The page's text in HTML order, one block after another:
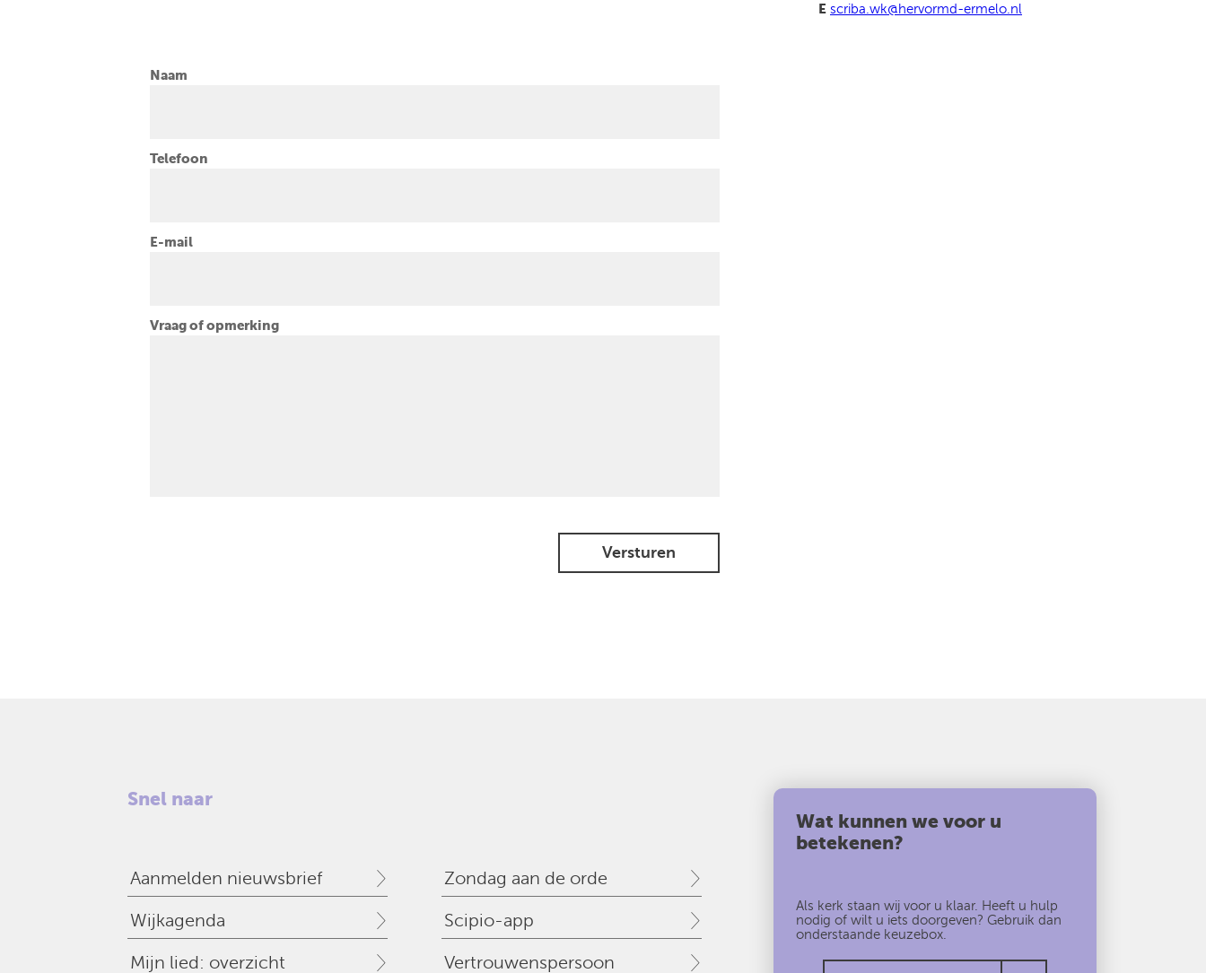
Naam
Telefoon
E-mail
Vraag of opmerking
Versturen
E scriba.wk@hervormd-ermelo.nl
Snel naar
Aanmelden nieuwsbrief Zondag aan de orde
Wijkagenda Scipio-app
Mijn lied: overzicht Vertrouwenspersoon
Wat kunnen we voor u
betekenen?
Als kerk staan wij voor u klaar. Heeft u hulp
nodig of wilt u iets doorgeven? Gebruik dan
onderstaande keuzebox.